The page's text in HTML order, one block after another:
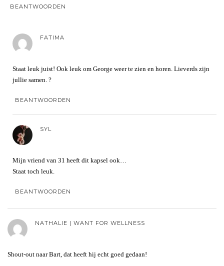
BEANTWOORDEN
FATIMA
Staat leuk juist! Ook leuk om George weer te zien en horen. Lieverds zijn
jullie samen. ?
BEANTWOORDEN
SYL
Mijn vriend van 31 heeft dit kapsel ook…
Staat toch leuk.
BEANTWOORDEN
NATHALIE | WANT FOR WELLNESS
Shout-out naar Bart, dat heeft hij echt goed gedaan!